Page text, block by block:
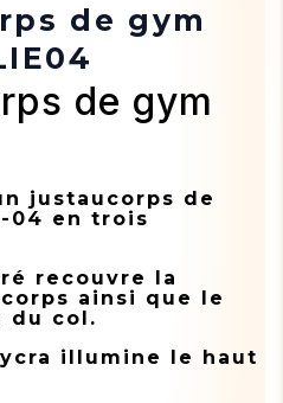
de gym
de gym
justaucorps de
04 en trois
recouvre la
ainsi que le
du col.
illumine le haut